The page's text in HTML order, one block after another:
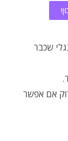
שכבר
אם אפשר